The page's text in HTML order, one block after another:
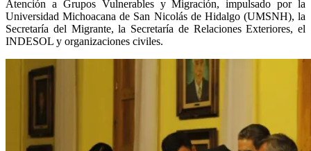
Atención a Grupos Vulnerables y Migración, impulsado por la
Universidad Michoacana de San Nicolás de Hidalgo (UMSNH), la
Secretaría del Migrante, la Secretaría de Relaciones Exteriores, el
INDESOL y organizaciones civiles.